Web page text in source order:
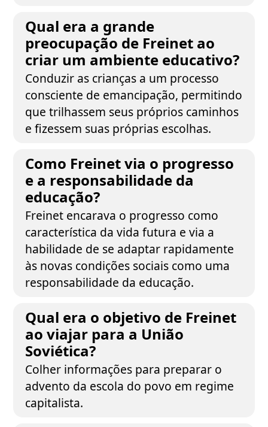
Qual era a grande
preocupação de Freinet ao
criar um ambiente educativo?
Conduzir as crianças a um processo
consciente de emancipação, permitindo
que trilhassem seus próprios caminhos
e fizessem suas próprias escolhas.
Como Freinet via o progresso
e a responsabilidade da
educação?
Freinet encarava o progresso como
característica da vida futura e via a
habilidade de se adaptar rapidamente
às novas condições sociais como uma
responsabilidade da educação.
Qual era o objetivo de Freinet
ao viajar para a União
Soviética?
Colher informações para preparar o
advento da escola do povo em regime
capitalista.